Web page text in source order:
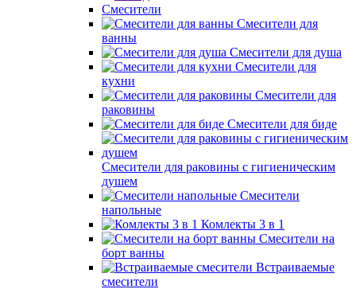
Смесители
Смесители для
ванны
Смесители для душа
Смесители для
кухни
Смесители для
раковины
Смесители для биде
Смесители для раковины с гигиеническим
душем
Смесители
напольные
Комлекты 3 в 1
Смесители на
борт ванны
Встраиваемые
смесители